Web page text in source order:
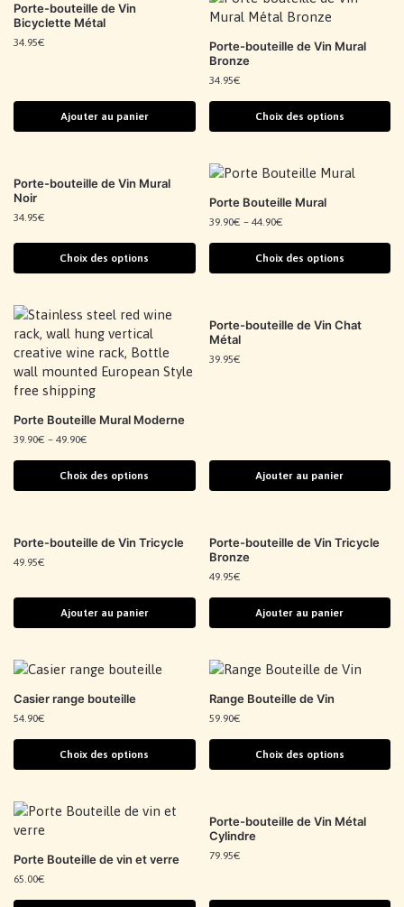
Porte-bouteille de Vin
Bicyclette Métal
34.95€
Ajouter au panier
Porte-bouteille de Vin Mural
Bronze
34.95€
Choix des options
Porte-bouteille de Vin Mural
Noir
34.95€
Choix des options
Porte Bouteille Mural
39.90€ – 44.90€
Choix des options
Porte Bouteille Mural Moderne
39.90€ – 49.90€
Choix des options
Porte-bouteille de Vin Chat
Métal
39.95€
Ajouter au panier
Porte-bouteille de Vin Tricycle
49.95€
Ajouter au panier
Porte-bouteille de Vin Tricycle
Bronze
49.95€
Ajouter au panier
Casier range bouteille
54.90€
Choix des options
Range Bouteille de Vin
59.90€
Choix des options
Porte Bouteille de vin et verre
65.00€
Porte-bouteille de Vin Métal
Cylindre
79.95€